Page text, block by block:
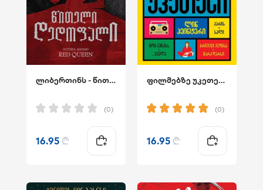
ლიბერთინს - წითელი დედოფალი
(0)
16.95 ₾
ფილმებზე უკეთესი
(0)
16.95 ₾